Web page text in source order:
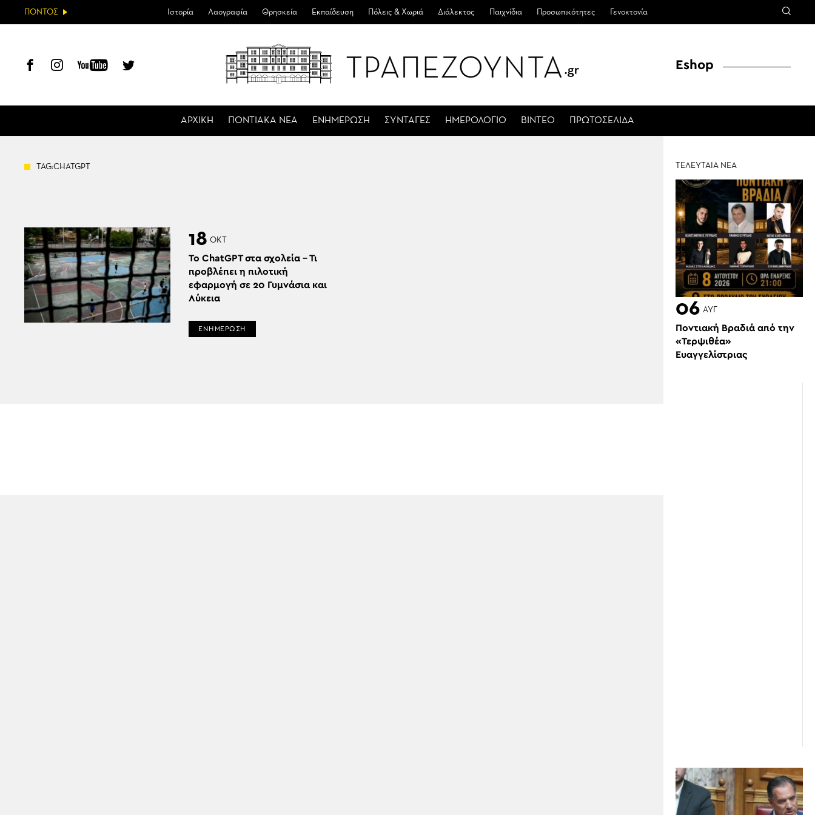
ΠΟΝΤΟΣ Ιστορία Λαογραφία Θρησκεία Εκπαίδευση Πόλεις & Χωριά Διάλεκτος Παιχνίδια Προσωπικότητες Γενοκτονία
ΑΡΧΙΚΗ ΠΟΝΤΙΑΚΑ ΝΕΑ ΕΝΗΜΕΡΩΣΗ ΣΥΝΤΑΓΕΣ ΗΜΕΡΟΛΟΓΙΟ ΒΙΝΤΕΟ ΠΡΩΤΟΣΕΛΙΔΑ
Eshop
TAG:CHATGPT
18 ΟΚΤ
Το ChatGPT στα σχολεία – Τι
προβλέπει η πιλοτική
εφαρμογή σε 20 Γυμνάσια και
Λύκεια
ΕΝΗΜΕΡΩΣΗ
ΤΕΛΕΥΤΑΙΑ ΝΕΑ
06 ΑΥΓ
Ποντιακή Βραδιά από την
«Τερψιθέα»
Ευαγγελίστριας